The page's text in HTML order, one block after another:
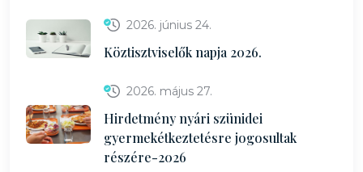
2026. június 24.
Köztisztviselők napja 2026.
2026. május 27.
Hirdetmény nyári szünidei
gyermekétkeztetésre jogosultak
részére-2026